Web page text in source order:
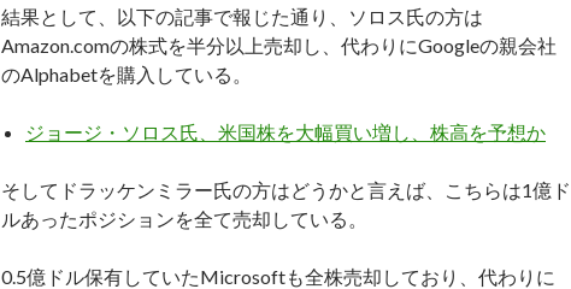
結果として、以下の記事で報じた通り、ソロス氏の方は
Amazon.comの株式を半分以上売却し、代わりにGoogleの親会社
のAlphabetを購入している。
ジョージ・ソロス氏、米国株を大幅買い増し、株高を予想か
そしてドラッケンミラー氏の方はどうかと言えば、こちらは1億ド
ルあったポジションを全て売却している。
0.5億ドル保有していたMicrosoftも全株売却しており、代わりに